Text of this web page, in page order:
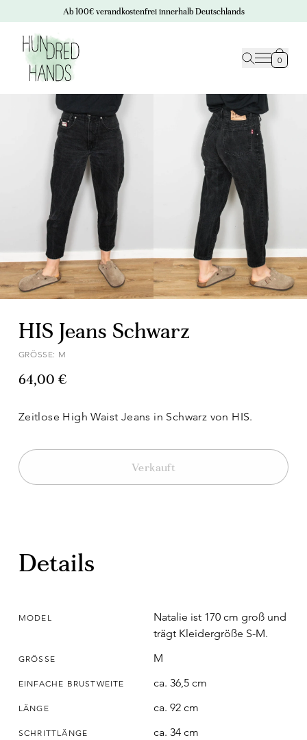
Ab 100€ verandkostenfrei innerhalb Deutschlands
0
HIS Jeans Schwarz
GRÖSSE: M
64,00 €
Zeitlose High Waist Jeans in Schwarz von HIS.
Verkauft
Details
MODEL
Natalie ist 170 cm groß und
trägt Kleidergröße S-M.
GRÖSSE M
EINFACHE BRUSTWEITE ca. 36,5 cm
LÄNGE ca. 92 cm
SCHRITTLÄNGE ca. 34 cm